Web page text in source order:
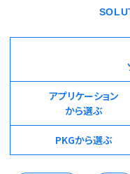
アプリケーション
から選ぶ
PKGから選ぶ